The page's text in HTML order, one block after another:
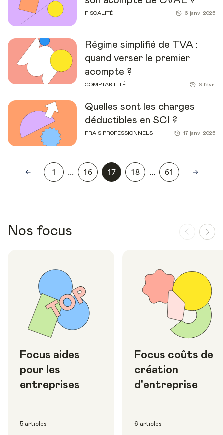
FISCALITÉ 6 janv. 2025
Régime simplifié de TVA :
quand verser le premier
acompte ?
COMPTABILITÉ 9 févr.
Quelles sont les charges
déductibles en SCI ?
FRAIS PROFESSIONNELS 17 janv. 2025
1 ... 16 17 18 ... 61
Nos focus
Focus aides
pour les
entreprises
5 articles
Focus coûts de
création
d'entreprise
6 articles